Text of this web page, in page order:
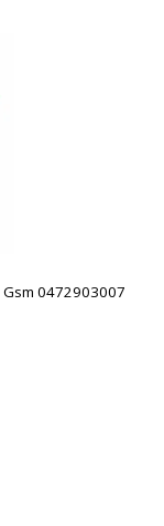
Gsm 0472903007